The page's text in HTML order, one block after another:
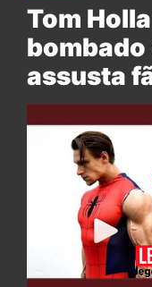
Tom
bombado
assusta